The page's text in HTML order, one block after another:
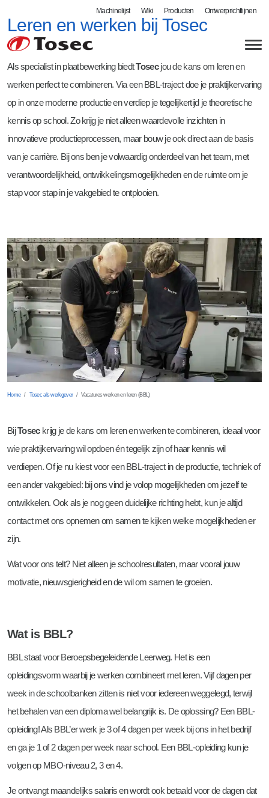
Machinelijst Wiki Producten Ontwerprichtlijnen
Lasersnijden
Autogeen snijden
Walsen
Frezen
Boren en tappen
Snijkanten bewerken
Lasbedrijf
MIG / MAG lassen
Meer mogelijkheden
Kwaliteit
Leverbetrouwbaarheid
Meettechniek
Stageplaatsen bij Tosec
Vacatures werken en leren (BBL)
Zaterdag- en vakantiewerk bij Tosec
Leren en werken bij Tosec
Als specialist in plaatbewerking biedtTosecjou de kans om leren en
werken perfect te combineren. Via een BBL-traject doe je praktijkervaring
op in onze moderne productie en verdiep je tegelijkertijd je theoretische
kennis op school. Zo krijg je niet alleen waardevolle inzichten in
innovatieve productieprocessen, maar bouw je ook direct aan de basis
van je carrière. Bij ons ben je volwaardig onderdeel van het team, met
verantwoordelijkheid, ontwikkelingsmogelijkheden en de ruimte om je
stap voor stap in je vakgebied te ontplooien.
Home Tosec als werkgever Vacatures werken en leren (BBL)
BijToseckrijg je de kans om leren en werken te combineren, ideaal voor
wie praktijkervaring wil opdoen én tegelijk zijn of haar kennis wil
verdiepen. Of je nu kiest voor een BBL-traject in de productie, techniek of
een ander vakgebied: bij ons vind je volop mogelijkheden om jezelf te
ontwikkelen. Ook als je nog geen duidelijke richting hebt, kun je altijd
contact met ons opnemen om samen te kijken welke mogelijkheden er
zijn.
Wat voor ons telt? Niet alleen je schoolresultaten, maar vooral jouw
motivatie, nieuwsgierigheid en de wil om samen te groeien.
Wat is BBL?
BBL staat voor Beroepsbegeleidende Leerweg. Het is een
opleidingsvorm waarbij je werken combineert met leren. Vijf dagen per
week in de schoolbanken zitten is niet voor iedereen weggelegd, terwijl
het behalen van een diploma wel belangrijk is. De oplossing? Een BBL-
opleiding! Als BBL’er werk je 3 of 4 dagen per week bij ons in het bedrijf
en ga je 1 of 2 dagen per week naar school. Een BBL-opleiding kun je
volgen op MBO-niveau 2, 3 en 4.
Je ontvangt maandelijks salaris en wordt ook betaald voor de dagen dat